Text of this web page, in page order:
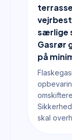
særlige
Gasrør
på
skal